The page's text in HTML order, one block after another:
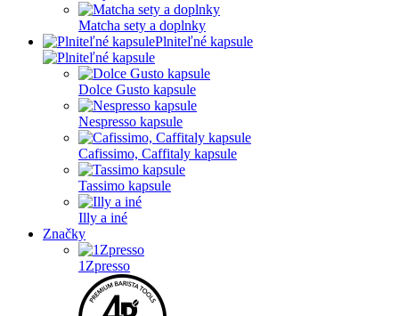
Matcha sety a doplnky
Plniteľné kapsule
Dolce Gusto kapsule
Nespresso kapsule
Cafissimo, Caffitaly kapsule
Tassimo kapsule
Illy a iné
Značky
1Zpresso